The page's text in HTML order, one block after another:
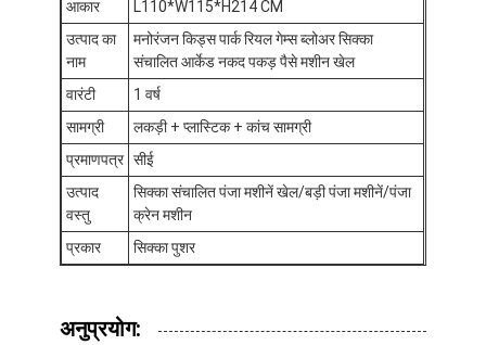
कारखाने का दौरा
गुणवत्ता नियंत्रण
हमसे संपर्क करें
समाचार
उद्धरण मांगें
आकार
L110*W115*H214 CM
उत्पाद का
नाम
मनोरंजन किड्स पार्क रियल गेम्स ब्लोअर सिक्का
संचालित आर्केड नकद पकड़ पैसे मशीन खेल
वारंटी
1 वर्ष
सामग्री
लकड़ी + प्लास्टिक + कांच सामग्री
प्रमाणपत्र सीई
उत्पाद
वस्तु
सिक्का संचालित पंजा मशीनें खेल/बड़ी पंजा मशीनें/पंजा
क्रेन मशीन
प्रकार
सिक्का पुशर
अनुप्रयोग: